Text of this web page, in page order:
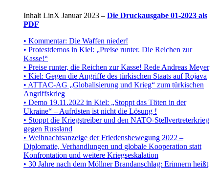
Inhalt LinX Januar 2023 – Die Druckausgabe 01-2023 als
PDF
• Kommentar: Die Waffen nieder!
• Protestdemos in Kiel: „Preise runter. Die Reichen zur
Kasse!“
• Preise runter, die Reichen zur Kasse! Rede Andreas Meyer
• Kiel: Gegen die Angriffe des türkischen Staats auf Rojava
• ATTAC-AG „Globalisierung und Krieg“ zum türkischen
Angriffskrieg
• Demo 19.11.2022 in Kiel: „Stoppt das Töten in der
Ukraine“ – Aufrüsten ist nicht die Lösung !
• Stoppt die Kriegstreiber und den NATO-Stellvertreterkrieg
gegen Russland
• Weihnachtsanzeige der Friedensbewegung 2022 –
Diplomatie, Verhandlungen und globale Kooperation statt
Konfrontation und weitere Kriegseskalation
• 30 Jahre nach dem Möllner Brandanschlag: Erinnern heißt